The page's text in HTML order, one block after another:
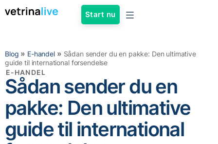
Start nu
Blog » E-handel» Sådan sender du en pakke: Den ultimative
guide til international forsendelse
E-HANDEL
Sådan sender du en
pakke: Den ultimative
guide til international